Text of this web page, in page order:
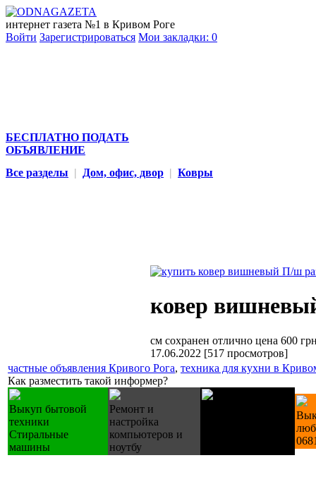
интернет газета №1 в Кривом Роге
Войти Зарегистрироваться Мои закладки: 0
БЕСПЛАТНО ПОДАТЬ
ОБЪЯВЛЕНИЕ
Все разделы | Дом, офис, двор | Ковры
ковер
см сохранен отлично цена 600
17.06.2022 [517 просмотров]
частные объявления Кривого Рога, техника для кухни в
Как разместить такой информер?
Выкуп бытовой
техники
Стиральные
машины
Ремонт и
настройка
компьютеров и
ноутбу